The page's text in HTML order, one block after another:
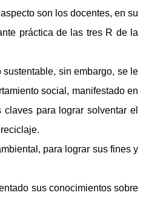
son los docentes, en su
práctica de las tres R de la
sin embargo, se le
social, manifestado en
para lograr solventar el
para lograr sus fines y
sus conocimientos sobre